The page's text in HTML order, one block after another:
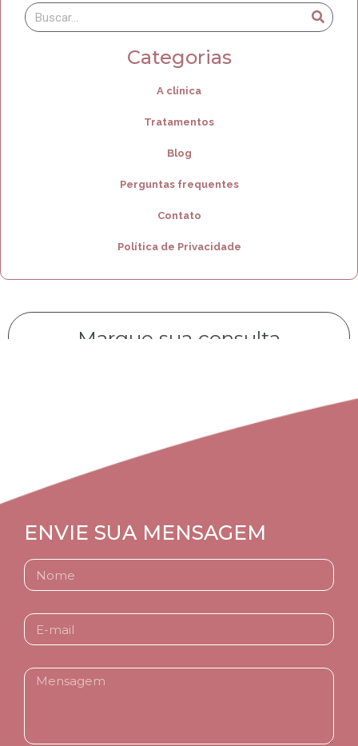
Categorias
A clínica
Tratamentos
Blog
Perguntas frequentes
Contato
Política de Privacidade
Marque sua consulta
ENVIE SUA MENSAGEM